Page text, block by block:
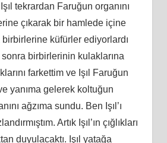
tekrardan Faruğun organını
çıkarak bir hamlede içine
birbirlerine küfürler ediyorlardı
birbirlerinin kulaklarına
farkettim ve Işıl Faruğun
yanıma gelerek koltuğun
ağzıma sundu. Ben Işıl’ı
Artık Işıl’ın çığlıkları
duyulacaktı. Işıl yatağa